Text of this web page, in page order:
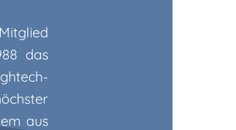
das
aus